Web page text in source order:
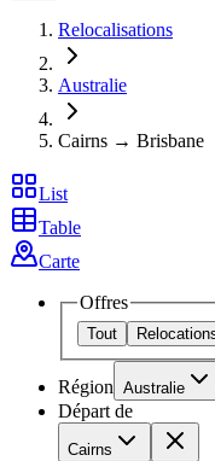
Relocalisations
Australie
Cairns → Brisbane
List
Table
Carte
Offres
Tout
Région Australie
Départ de
Cairns